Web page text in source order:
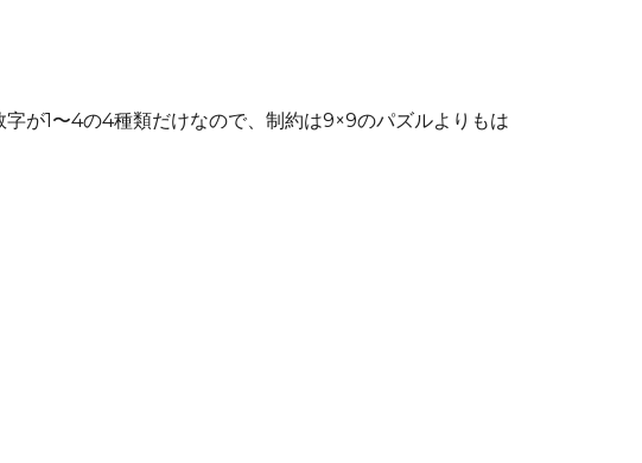
字が1〜4の4種類だけなので、制約は9×9のパズルよりもは